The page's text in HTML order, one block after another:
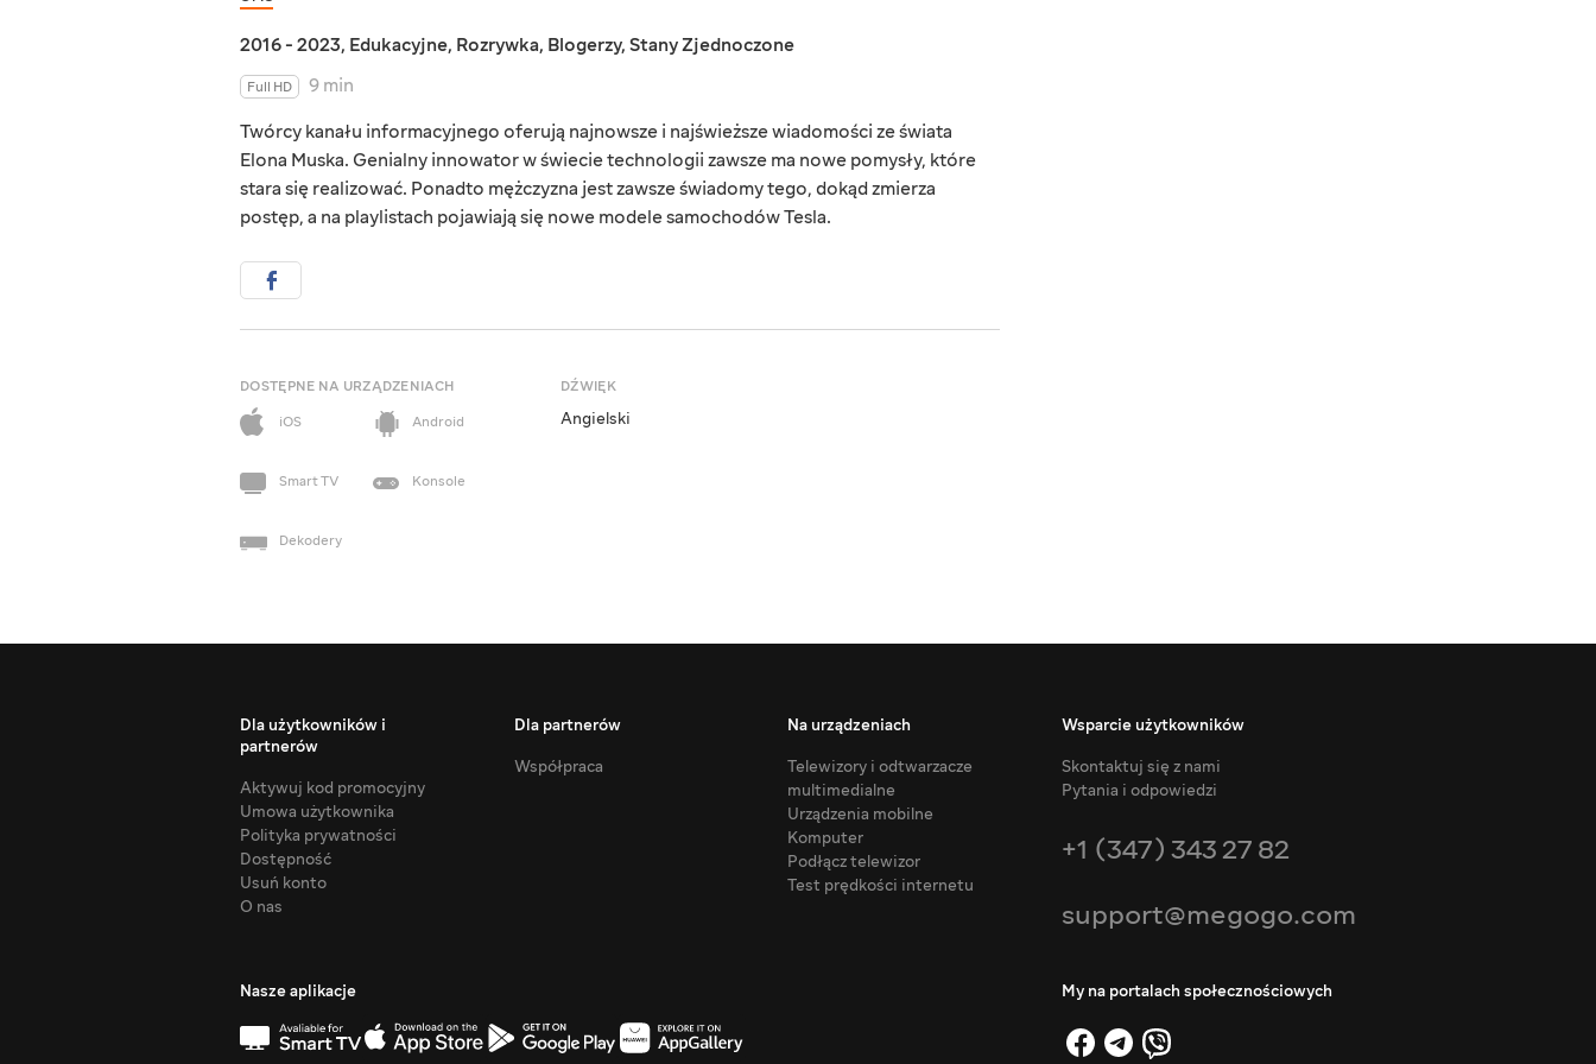
2016 - 2023, Edukacyjne, Rozrywka, Blogerzy, Stany Zjednoczone
Full HD
9 min
Twórcy kanału informacyjnego oferują najnowsze i najświeższe wiadomości ze świata
Elona Muska. Genialny innowator w świecie technologii zawsze ma nowe pomysły, które
stara się realizować. Ponadto mężczyzna jest zawsze świadomy tego, dokąd zmierza
postęp, a na playlistach pojawiają się nowe modele samochodów Tesla.
DOSTĘPNE NA URZĄDZENIACH
iOS
Android
Smart TV Konsole
Dekodery
DŹWIĘK
Angielski
Dla użytkowników i
partnerów
Aktywuj kod promocyjny
Umowa użytkownika
Polityka prywatności
Dostępność
Usuń konto
O nas
Dla partnerów
Współpraca
Na urządzeniach
Telewizory i odtwarzacze
multimedialne
Urządzenia mobilne
Komputer
Podłącz telewizor
Test prędkości internetu
Wsparcie użytkowników
Skontaktuj się z nami
Pytania i odpowiedzi
+1 (347) 343 27 82
support@megogo.com
Nasze aplikacje My na portalach społecznościowych